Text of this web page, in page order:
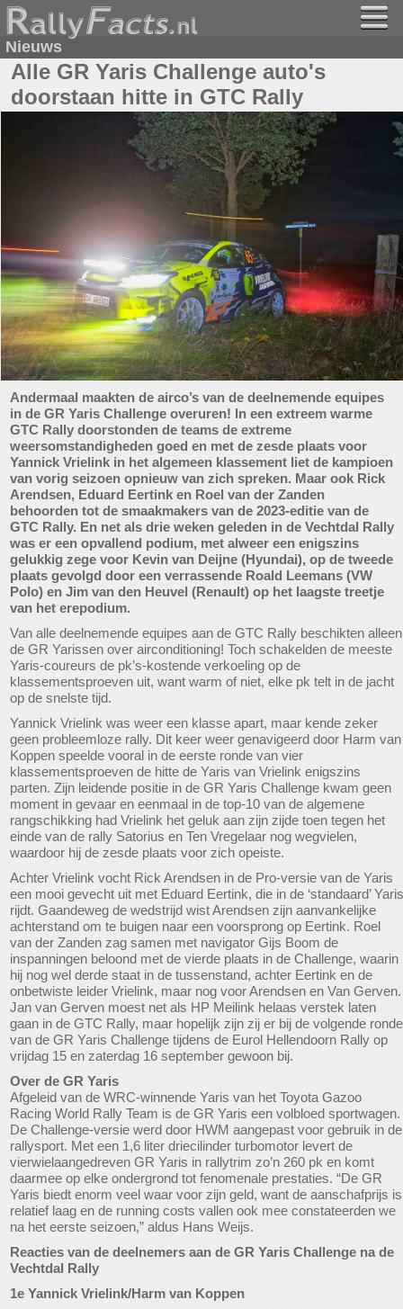
Nieuws
Alle GR Yaris Challenge auto's
doorstaan hitte in GTC Rally
Andermaal maakten de airco’s van de deelnemende equipes
in de GR Yaris Challenge overuren! In een extreem warme
GTC Rally doorstonden de teams de extreme
weersomstandigheden goed en met de zesde plaats voor
Yannick Vrielink in het algemeen klassement liet de kampioen
van vorig seizoen opnieuw van zich spreken. Maar ook Rick
Arendsen, Eduard Eertink en Roel van der Zanden
behoorden tot de smaakmakers van de 2023-editie van de
GTC Rally. En net als drie weken geleden in de Vechtdal Rally
was er een opvallend podium, met alweer een enigszins
gelukkig zege voor Kevin van Deijne (Hyundai), op de tweede
plaats gevolgd door een verrassende Roald Leemans (VW
Polo) en Jim van den Heuvel (Renault) op het laagste treetje
van het erepodium.
Van alle deelnemende equipes aan de GTC Rally beschikten alleen
de GR Yarissen over airconditioning! Toch schakelden de meeste
Yaris-coureurs de pk’s-kostende verkoeling op de
klassementsproeven uit, want warm of niet, elke pk telt in de jacht
op de snelste tijd.
Yannick Vrielink was weer een klasse apart, maar kende zeker
geen probleemloze rally. Dit keer weer genavigeerd door Harm van
Koppen speelde vooral in de eerste ronde van vier
klassementsproeven de hitte de Yaris van Vrielink enigszins
parten. Zijn leidende positie in de GR Yaris Challenge kwam geen
moment in gevaar en eenmaal in de top-10 van de algemene
rangschikking had Vrielink het geluk aan zijn zijde toen tegen het
einde van de rally Satorius en Ten Vregelaar nog wegvielen,
waardoor hij de zesde plaats voor zich opeiste.
Achter Vrielink vocht Rick Arendsen in de Pro-versie van de Yaris
een mooi gevecht uit met Eduard Eertink, die in de ‘standaard’ Yaris
rijdt. Gaandeweg de wedstrijd wist Arendsen zijn aanvankelijke
achterstand om te buigen naar een voorsprong op Eertink. Roel
van der Zanden zag samen met navigator Gijs Boom de
inspanningen beloond met de vierde plaats in de Challenge, waarin
hij nog wel derde staat in de tussenstand, achter Eertink en de
onbetwiste leider Vrielink, maar nog voor Arendsen en Van Gerven.
Jan van Gerven moest net als HP Meilink helaas verstek laten
gaan in de GTC Rally, maar hopelijk zijn zij er bij de volgende ronde
van de GR Yaris Challenge tijdens de Eurol Hellendoorn Rally op
vrijdag 15 en zaterdag 16 september gewoon bij.
Over de GR Yaris
Afgeleid van de WRC-winnende Yaris van het Toyota Gazoo
Racing World Rally Team is de GR Yaris een volbloed sportwagen.
De Challenge-versie werd door HWM aangepast voor gebruik in de
rallysport. Met een 1,6 liter driecilinder turbomotor levert de
vierwielaangedreven GR Yaris in rallytrim zo’n 260 pk en komt
daarmee op elke ondergrond tot fenomenale prestaties. “De GR
Yaris biedt enorm veel waar voor zijn geld, want de aanschafprijs is
relatief laag en de running costs vallen ook mee constateerden we
na het eerste seizoen,” aldus Hans Weijs.
Reacties van de deelnemers aan de GR Yaris Challenge na de
Vechtdal Rally
1e Yannick Vrielink/Harm van Koppen